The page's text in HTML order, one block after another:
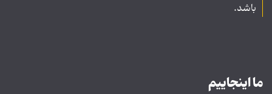
باشد.
ما اینجاییم